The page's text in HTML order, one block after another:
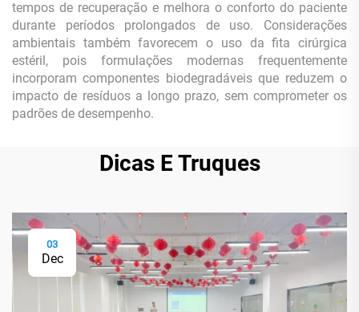
tempos de recuperação e melhora o conforto do paciente
durante períodos prolongados de uso. Considerações
ambientais também favorecem o uso da fita cirúrgica
estéril, pois formulações modernas frequentemente
incorporam componentes biodegradáveis que reduzem o
impacto de resíduos a longo prazo, sem comprometer os
padrões de desempenho.
Dicas E Truques
03
Dec